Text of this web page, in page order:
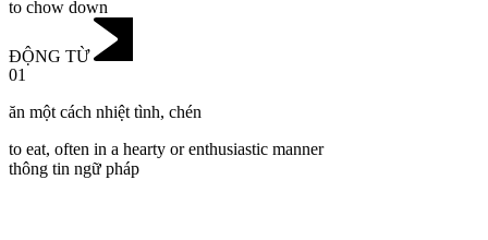
to chow down
ĐỘNG TỪ
01
ăn một cách nhiệt tình, chén
to eat, often in a hearty or enthusiastic manner
thông tin ngữ pháp